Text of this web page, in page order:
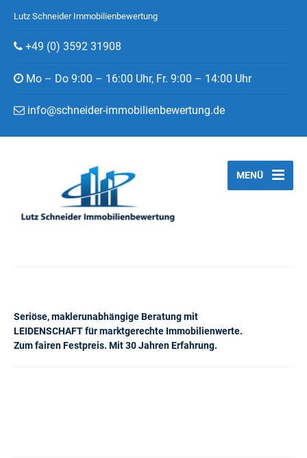
Lutz Schneider Immobilienbewertung
+49 (0) 3592 31908
Mo – Do 9:00 – 16:00 Uhr, Fr. 9:00 – 14:00 Uhr
info@schneider-immobilienbewertung.de
Seriöse, maklerunabhängige Beratung mit
LEIDENSCHAFT für marktgerechte Immobilienwerte.
Zum fairen Festpreis. Mit 30 Jahren Erfahrung.
MENÜ